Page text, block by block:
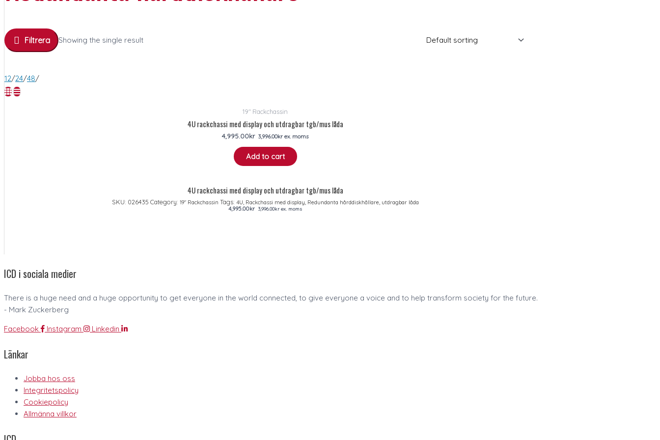
Filtrera Showing the single result
12/24/48/
19" Rackchassin
4U rackchassi med display och utdragbar tgb/mus låda
4,995.00kr 3,996.00kr ex. moms
Add to cart
4U rackchassi med display och utdragbar tgb/mus låda
SKU: 026435 Category: 19" Rackchassin Tags: 4U Rackchassi med display Redundanta hårddiskhållare utdragbar låda
4,995.00kr 3,996.00krex. moms
ICD i sociala medier
There is a huge need and a huge opportunity to get everyone in the world connected, to give everyone a voice and to help transform society for the future.
- Mark Zuckerberg
Facebook Instagram Linkedin
Länkar
Jobba hos oss
Integritetspolicy
Cookiepolicy
Allmänna villkor